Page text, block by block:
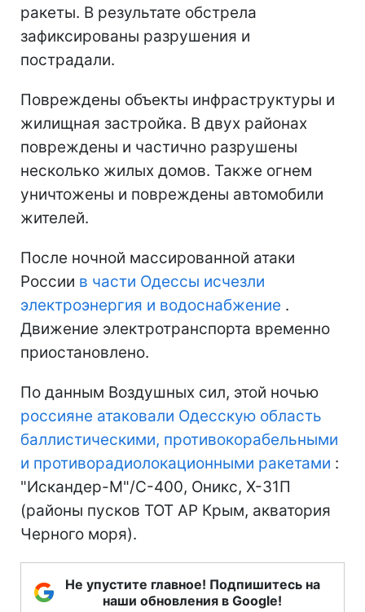
ракеты. В результате обстрела
зафиксированы разрушения и
пострадали.
Повреждены объекты инфраструктуры и
жилищная застройка. В двух районах
повреждены и частично разрушены
несколько жилых домов. Также огнем
уничтожены и повреждены автомобили
жителей.
После ночной массированной атаки
России в части Одессы исчезли
электроэнергия и водоснабжение .
Движение электротранспорта временно
приостановлено.
По данным Воздушных сил, этой ночью
россияне атаковали Одесскую область
баллистическими, противокорабельными
и противорадиолокационными ракетами :
"Искандер-М"/С-400, Оникс, Х-31П
(районы пусков ТОТ АР Крым, акватория
Черного моря).
Не упустите главное! Подпишитесь на
наши обновления в Google!